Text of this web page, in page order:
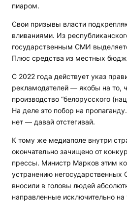
пиаром.
Свои призывы власти
вливаниями. Из
государственным СМИ
Плюс средства из местных
С 2022 года действует указ
рекламодателей — якобы на то,
производство “белорусского
На деле это побор на
нет — давай отстегивай.
К тому же медиаполе внутри
окончательно зачищено от
прессы. Министр Марков этим
устранению негосударственных
вносили в головы людей
направленные исключительно на